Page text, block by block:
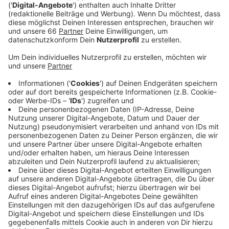
Anzeige
Bürgerstiftung Düsseldorf, die Wortmann als
Projekte, über seine Karriere und vieles mehr.
Zudem gibt Sönke Wortmann einen Einblick über
Privates mit Blick in die Vergangenheit, Gegenwart und
Zukunft.
Anzeige
Hier gibt’s den Talk zum Nachhören
Anzeige